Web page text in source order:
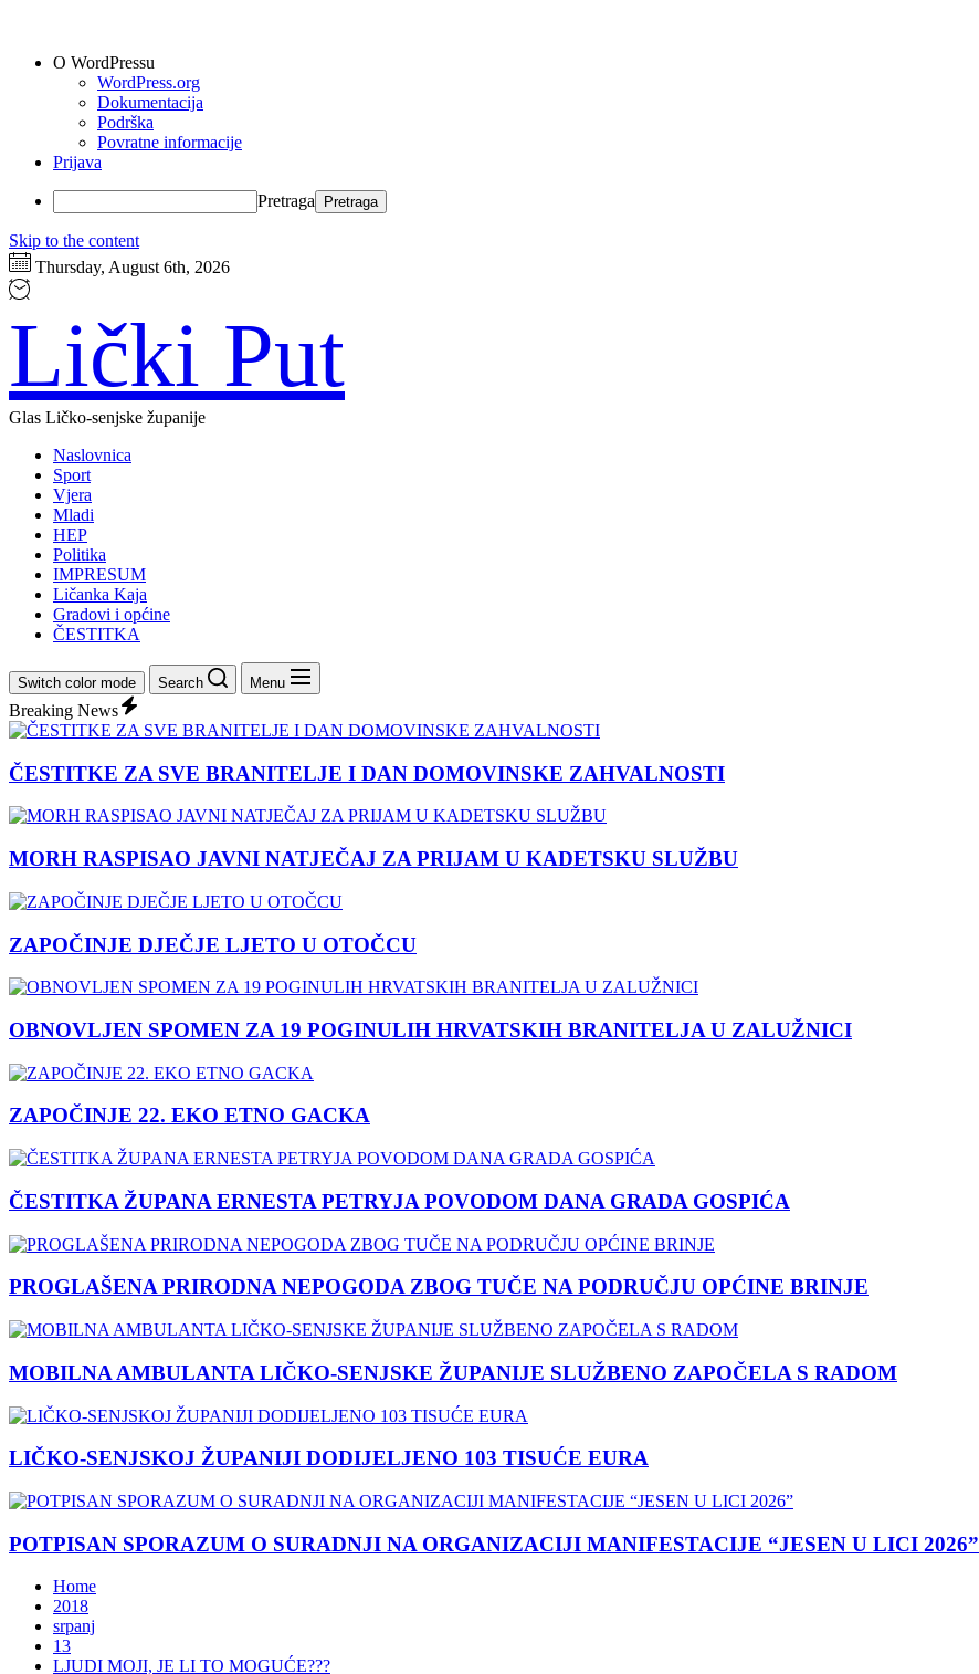
O WordPressu
WordPress.org
Dokumentacija
Podrška
Povratne informacije
Prijava
Pretraga
Skip to the content
Thursday, August 6th, 2026
Lički Put
Glas Ličko-senjske županije
Naslovnica
Sport
Vjera
Mladi
HEP
Politika
IMPRESUM
Ličanka Kaja
Gradovi i općine
ČESTITKA
Switch color mode Search Menu
Breaking News
ČESTITKE ZA SVE BRANITELJE I DAN DOMOVINSKE ZAHVALNOSTI
MORH RASPISAO JAVNI NATJEČAJ ZA PRIJAM U KADETSKU SLUŽBU
ZAPOČINJE DJEČJE LJETO U OTOČCU
OBNOVLJEN SPOMEN ZA 19 POGINULIH HRVATSKIH BRANITELJA U ZALUŽNICI
ZAPOČINJE 22. EKO ETNO GACKA
ČESTITKA ŽUPANA ERNESTA PETRYJA POVODOM DANA GRADA GOSPIĆA
PROGLAŠENA PRIRODNA NEPOGODA ZBOG TUČE NA PODRUČJU OPĆINE BRINJE
MOBILNA AMBULANTA LIČKO-SENJSKE ŽUPANIJE SLUŽBENO ZAPOČELA S RADOM
LIČKO-SENJSKOJ ŽUPANIJI DODIJELJENO 103 TISUĆE EURA
POTPISAN SPORAZUM O SURADNJI NA ORGANIZACIJI MANIFESTACIJE “JESEN U LICI 2026”
Home
2018
srpanj
13
LJUDI MOJI, JE LI TO MOGUĆE???